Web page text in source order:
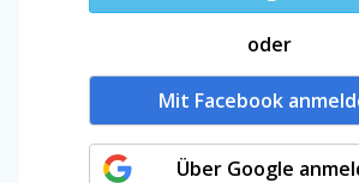
oder
Mit Facebook
Über Google